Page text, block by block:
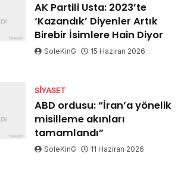
AK Partili Usta: 2023’te
‘Kazandık’ Diyenler Artık
Birebir İsimlere Hain Diyor
SoleKinG 15 Haziran 2026
SIYASET
ABD ordusu: “İran’a yönelik
misilleme akınları
tamamlandı”
SoleKinG 11 Haziran 2026